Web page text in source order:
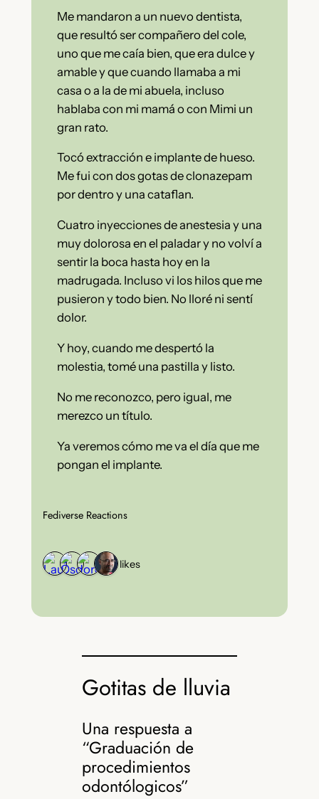
Me mandaron a un nuevo dentista,
que resultó ser compañero del cole,
uno que me caía bien, que era dulce y
amable y que cuando llamaba a mi
casa o a la de mi abuela, incluso
hablaba con mi mamá o con Mimi un
gran rato.
Tocó extracción e implante de hueso.
Me fui con dos gotas de clonazepam
por dentro y una cataflan.
Cuatro inyecciones de anestesia y una
muy dolorosa en el paladar y no volví a
sentir la boca hasta hoy en la
madrugada. Incluso vi los hilos que me
pusieron y todo bien. No lloré ni sentí
dolor.
Y hoy, cuando me despertó la
molestia, tomé una pastilla y listo.
No me reconozco, pero igual, me
merezco un título.
Ya veremos cómo me va el día que me
pongan el implante.
Fediverse Reactions
4 likes
Gotitas de lluvia
Una respuesta a
“Graduación de
procedimientos
odontólogicos”